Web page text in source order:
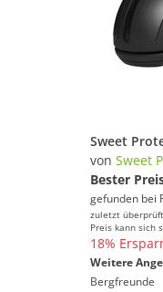
von Sweet
Bester
gefunden bei
zuletzt
Preis kann sich
18%
Weitere
Bergfreunde